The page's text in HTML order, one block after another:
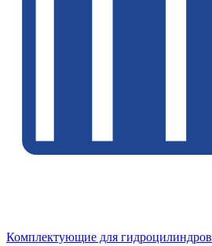
Комплектующие для гидроцилиндров